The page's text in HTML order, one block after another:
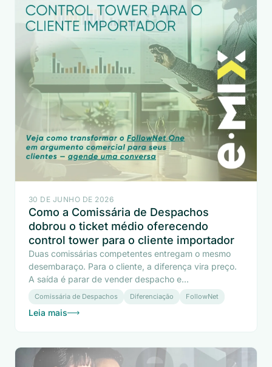
30 DE JUNHO DE 2026
Como a Comissária de Despachos
dobrou o ticket médio oferecendo
control tower para o cliente importador
Duas comissárias competentes entregam o mesmo
desembaraço. Para o cliente, a diferença vira preço.
A saída é parar de vender despacho e...
Comissária de Despachos Diferenciação FollowNet
Leia mais